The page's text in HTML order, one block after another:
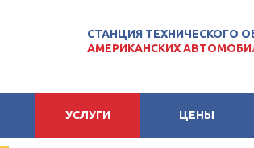
СТАНЦИЯ ТЕХНИЧЕСКОГО
АМЕРИКАНСКИХ
УСЛУГИ ЦЕНЫ